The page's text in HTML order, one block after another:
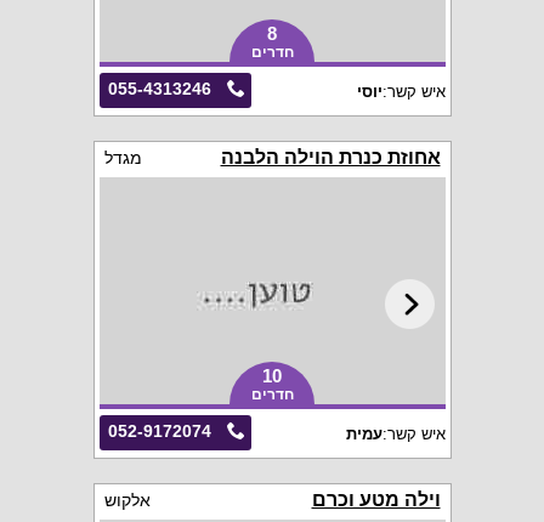
8
חדרים
055-4313246 איש קשר:יוסי
אחוזת כנרת הוילה הלבנה מגדל
10
חדרים
052-9172074 איש קשר:עמית
וילה מטע וכרם אלקוש